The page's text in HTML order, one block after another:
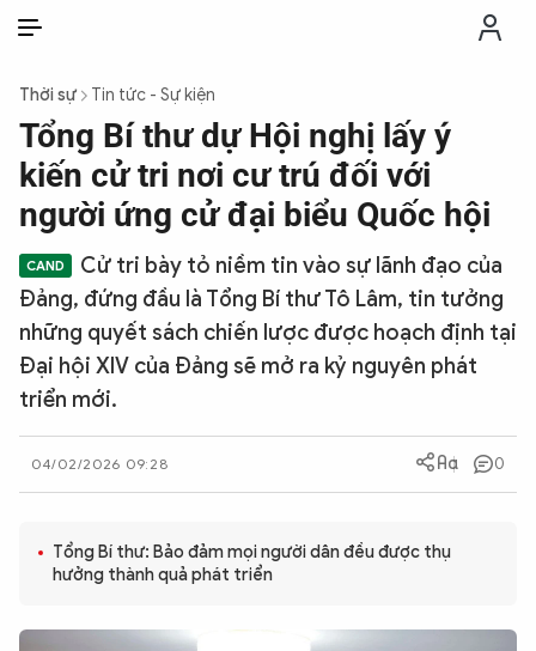
THỜI SỰ
CHỐNG DIỄN BIẾN HÒA BÌNH
CÔNG AN TRONG LÒNG DÂN
XÃ HỘI
CÔNG NGHỆ
QUỐC TẾ
VĂN HÓA - THỂ THAO
Thời sự Tin tức - Sự kiện
Tổng Bí thư dự Hội nghị lấy ý
kiến cử tri nơi cư trú đối với
người ứng cử đại biểu Quốc hội
Cử tri bày tỏ niềm tin vào sự lãnh đạo của
Đảng, đứng đầu là Tổng Bí thư Tô Lâm, tin tưởng
những quyết sách chiến lược được hoạch định tại
Đại hội XIV của Đảng sẽ mở ra kỷ nguyên phát
triển mới.
04/02/2026 09:28 0
Tổng Bí thư: Bảo đảm mọi người dân đều được thụ
hưởng thành quả phát triển